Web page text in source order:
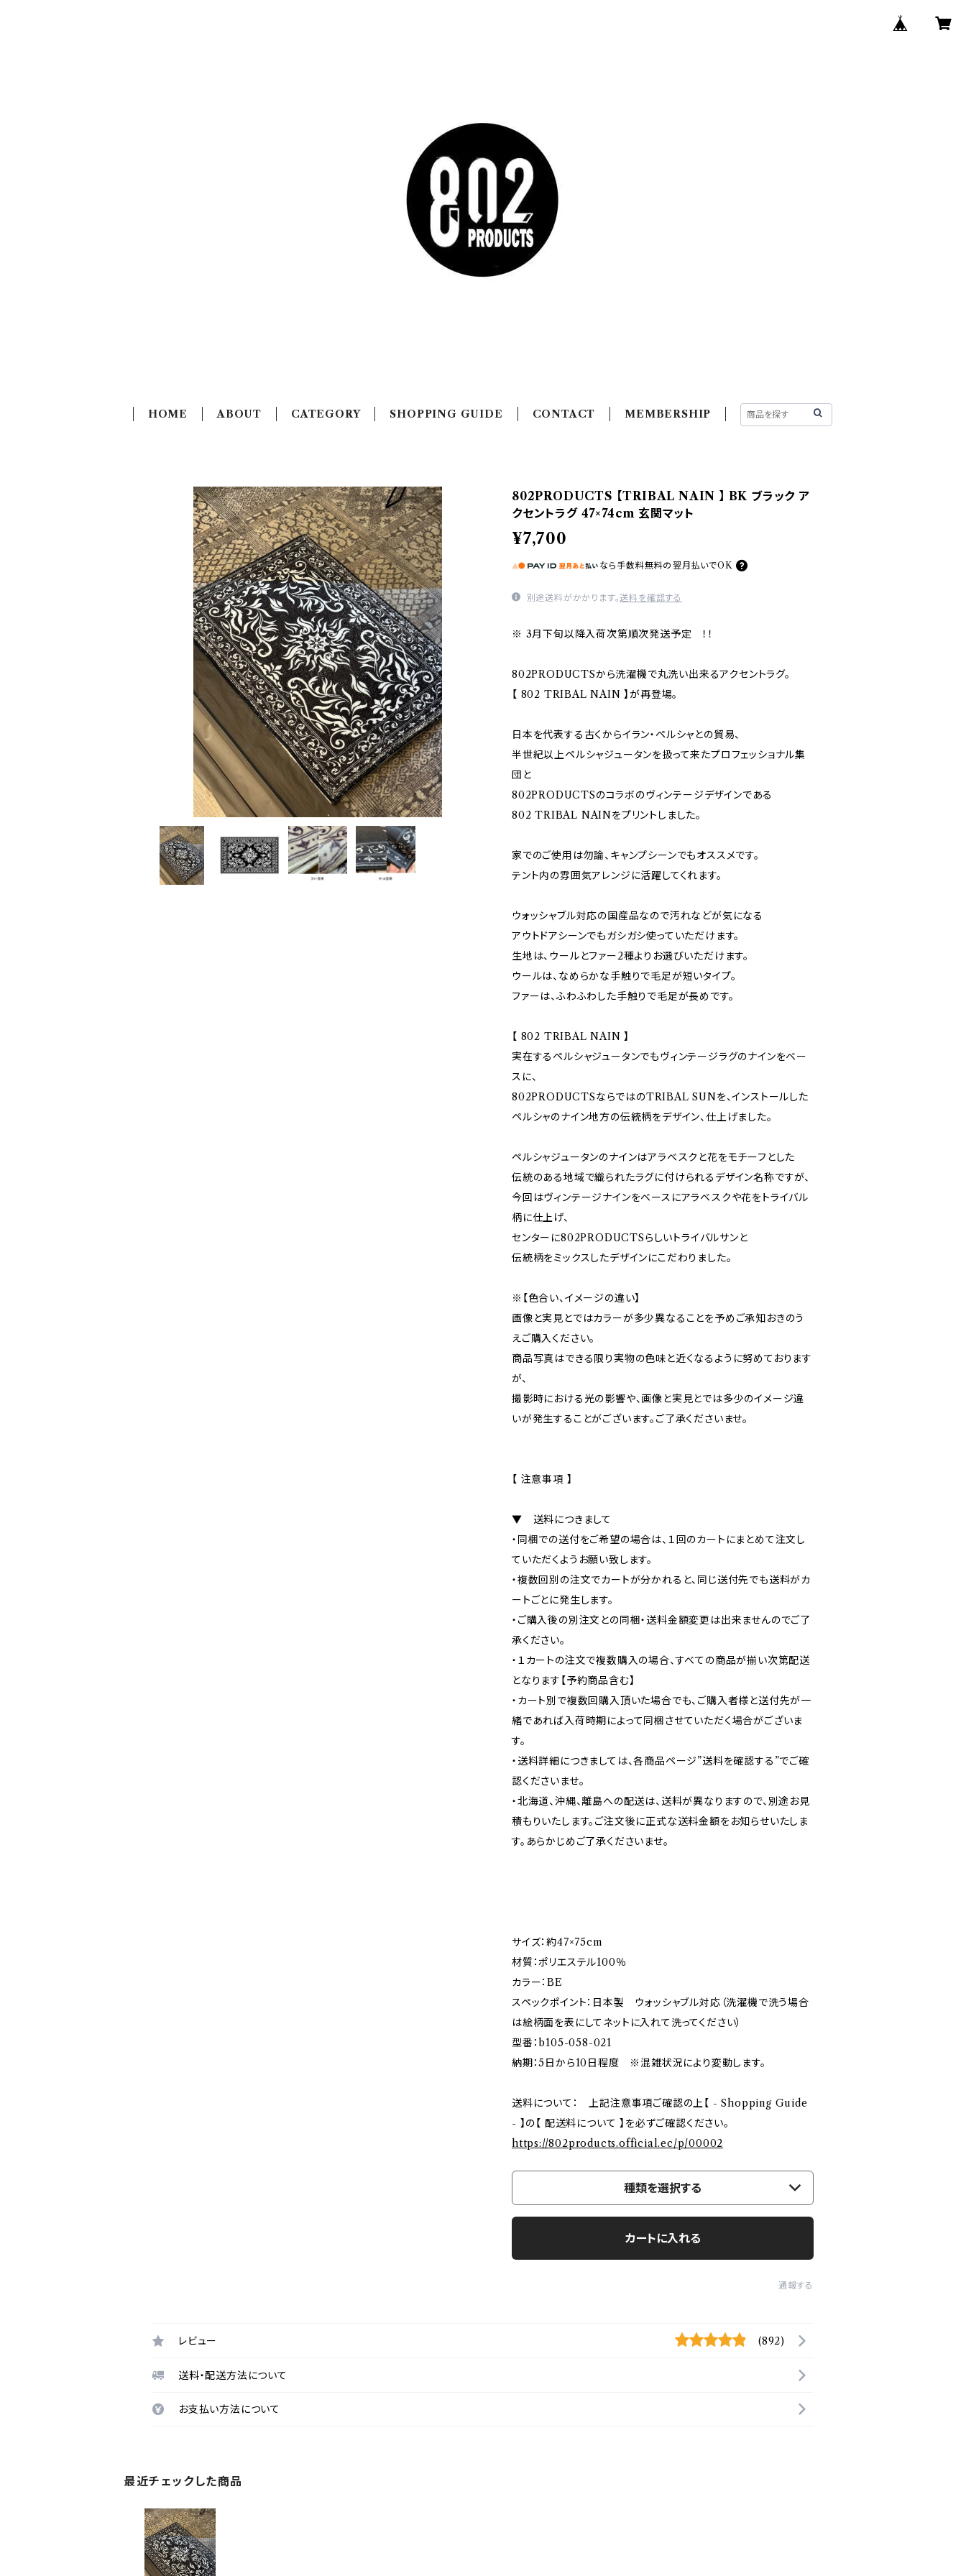
HOME ABOUT CATEGORY SHOPPING GUIDE CONTACT MEMBERSHIP
802PRODUCTS 【TRIBAL NAIN 】 BK ブラック ア
クセントラグ 47×74cm 玄関マット
¥7,700
なら 手数料無料の 翌月払いでOK
別途送料がかかります。送料を確認する
※ 3月下旬以降入荷次第順次発送予定 ！！
802PRODUCTSから洗濯機で丸洗い出来るアクセントラグ。
【 802 TRIBAL NAIN 】が再登場。
日本を代表する古くからイラン・ペルシャとの貿易、
半世紀以上ペルシャジュータンを扱って来たプロフェッショナル集
団と
802PRODUCTSのコラボのヴィンテージデザインである
802 TRIBAL NAINをプリントしました。
家でのご使用は勿論、キャンプシーンでもオススメです。
テント内の雰囲気アレンジに活躍してくれます。
ウォッシャブル対応の国産品なので汚れなどが気になる
アウトドアシーンでもガシガシ使っていただけます。
生地は、ウールとファー2種よりお選びいただけます。
ウールは、なめらかな手触りで毛足が短いタイプ。
ファーは、ふわふわした手触りで毛足が長めです。
【 802 TRIBAL NAIN 】
実在するペルシャジュータンでもヴィンテージラグのナインをベー
スに、
802PRODUCTSならではのTRIBAL SUNを、インストールした
ペルシャのナイン地方の伝統柄をデザイン、仕上げました。
ペルシャジュータンのナインはアラベスクと花をモチーフとした
伝統のある地域で織られたラグに付けられるデザイン名称ですが、
今回はヴィンテージナインをベースにアラベスクや花をトライバル
柄に仕上げ、
センターに802PRODUCTSらしいトライバルサンと
伝統柄をミックスしたデザインにこだわりました。
※【色合い、イメージの違い】
画像と実見とではカラーが多少異なることを予めご承知おきのう
えご購入ください。
商品写真はできる限り実物の色味と近くなるように努めております
が、
撮影時における光の影響や、画像と実見とでは多少のイメージ違
いが発生することがございます。ご了承くださいませ。
【 注意事項 】
▼ 送料につきまして
・同梱での送付をご希望の場合は、１回のカートにまとめて注文し
ていただくようお願い致します。
・複数回別の注文でカートが分かれると、同じ送付先でも送料がカ
ートごとに発生します。
・ご購入後の別注文との同梱・送料金額変更は出来ませんのでご了
承ください。
・１カートの注文で複数購入の場合、すべての商品が揃い次第配送
となります【予約商品含む】
・カート別で複数回購入頂いた場合でも、ご購入者様と送付先が一
緒であれば入荷時期によって同梱させていただく場合がございま
す。
・送料詳細につきましては、各商品ページ”送料を確認する”でご確
認くださいませ。
・北海道、沖縄、離島への配送は、送料が異なりますので、別途お見
積もりいたします。ご注文後に正式な送料金額をお知らせいたしま
す。あらかじめご了承くださいませ。
サイズ：約47×75cm
材質：ポリエステル100％
カラー：BE
スペックポイント：日本製 ウォッシャブル対応（洗濯機で洗う場合
は絵柄面を表にしてネットに入れて洗ってください）
型番：b105-058-021
納期：5日から10日程度 ※混雑状況により変動します。
送料について： 上記注意事項ご確認の上【 - Shopping Guide
- 】の【 配送料について 】を必ずご確認ください。
https://802products.official.ec/p/00002
種類を選択する
カートに入れる
通報する
レビュー (892)
送料・配送方法について
お支払い方法について
最近チェックした商品